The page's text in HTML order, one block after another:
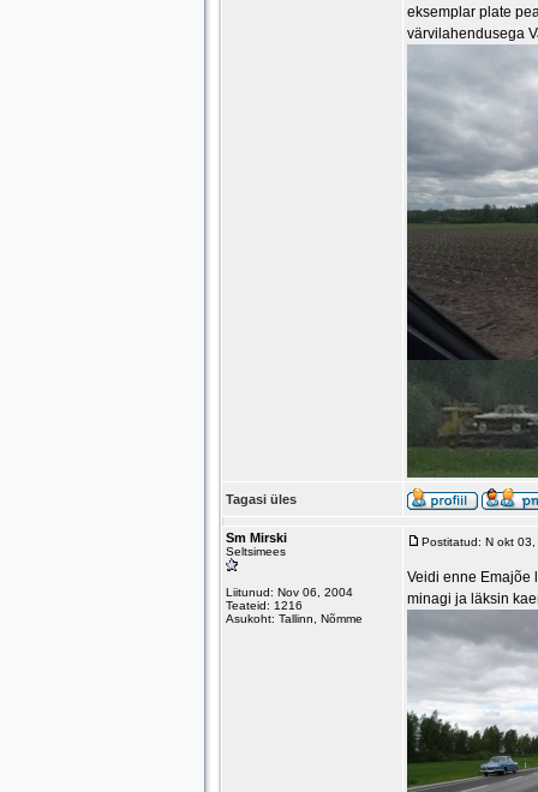
eksemplar plate
värvilahendusega
Tagasi üles
Sm Mirski
Seltsimees
Liitunud: Nov 06, 2004
Teateid: 1216
Asukoht: Tallinn, Nõmme
Postitatud: N okt
Veidi enne Emajõe
minagi ja läksin